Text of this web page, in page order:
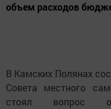
объем расходов
В Камских Полянах
Совета местного
стоял вопрос